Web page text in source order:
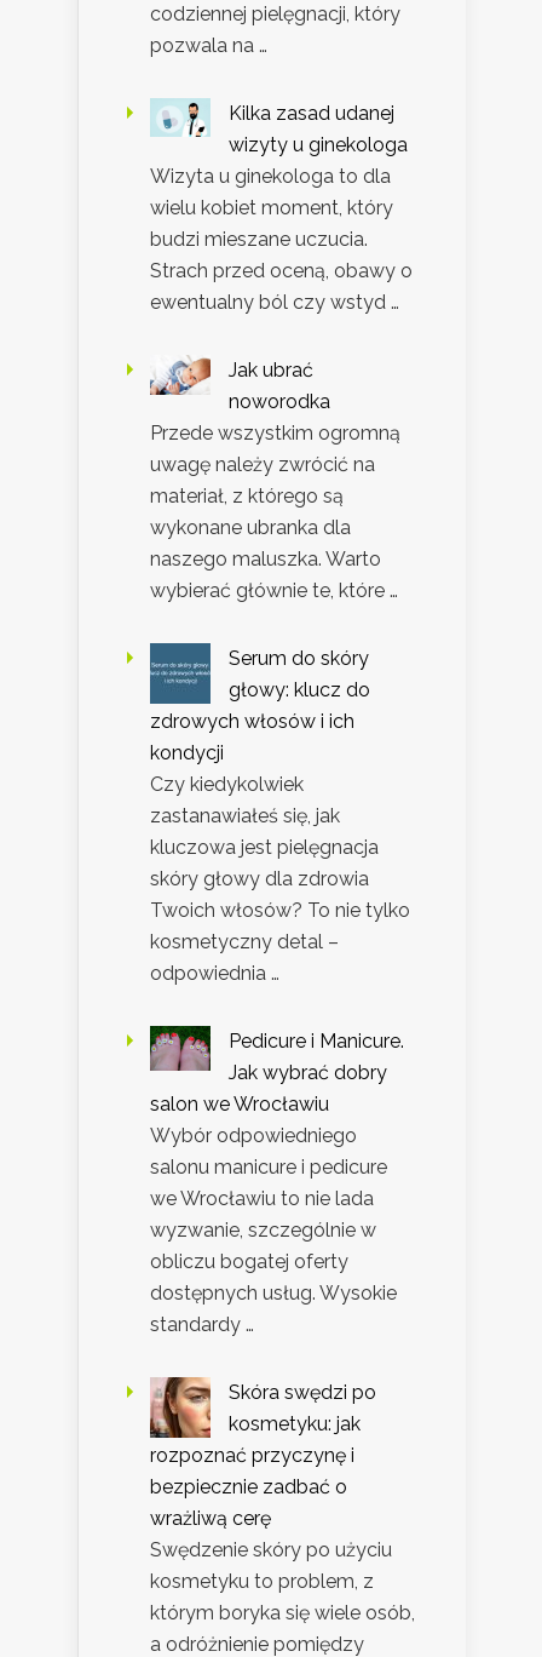
codziennej pielęgnacji, który
pozwala na …
Kilka zasad udanej
wizyty u ginekologa
Wizyta u ginekologa to dla
wielu kobiet moment, który
budzi mieszane uczucia.
Strach przed oceną, obawy o
ewentualny ból czy wstyd …
Jak ubrać
noworodka
Przede wszystkim ogromną
uwagę należy zwrócić na
materiał, z którego są
wykonane ubranka dla
naszego maluszka. Warto
wybierać głównie te, które …
Serum do skóry
głowy: klucz do
zdrowych włosów i ich
kondycji
Czy kiedykolwiek
zastanawiałeś się, jak
kluczowa jest pielęgnacja
skóry głowy dla zdrowia
Twoich włosów? To nie tylko
kosmetyczny detal –
odpowiednia …
Pedicure i Manicure.
Jak wybrać dobry
salon we Wrocławiu
Wybór odpowiedniego
salonu manicure i pedicure
we Wrocławiu to nie lada
wyzwanie, szczególnie w
obliczu bogatej oferty
dostępnych usług. Wysokie
standardy …
Skóra swędzi po
kosmetyku: jak
rozpoznać przyczynę i
bezpiecznie zadbać o
wrażliwą cerę
Swędzenie skóry po użyciu
kosmetyku to problem, z
którym boryka się wiele osób,
a odróżnienie pomiędzy